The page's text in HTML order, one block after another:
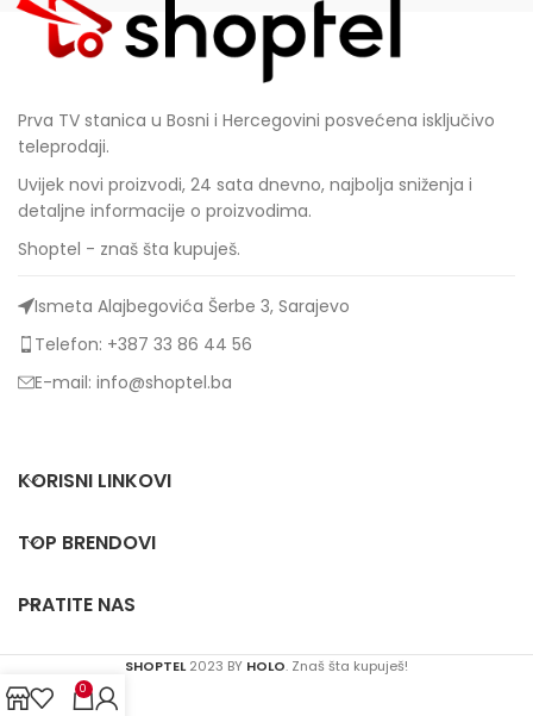
Prva TV stanica u Bosni i Hercegovini posvećena isključivo
teleprodaji.
Uvijek novi proizvodi, 24 sata dnevno, najbolja sniženja i
detaljne informacije o proizvodima.
Shoptel - znaš šta kupuješ.
Ismeta Alajbegovića Šerbe 3, Sarajevo
Telefon: +387 33 86 44 56
E-mail: info@shoptel.ba
KORISNI LINKOVI
TOP BRENDOVI
PRATITE NAS
SHOPTEL 2023 BY HOLO. Znaš šta kupuješ!
0